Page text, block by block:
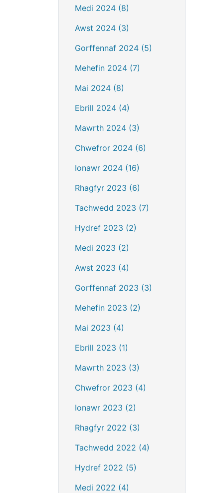
Medi 2024 (8)
Awst 2024 (3)
Gorffennaf 2024 (5)
Mehefin 2024 (7)
Mai 2024 (8)
Ebrill 2024 (4)
Mawrth 2024 (3)
Chwefror 2024 (6)
Ionawr 2024 (16)
Rhagfyr 2023 (6)
Tachwedd 2023 (7)
Hydref 2023 (2)
Medi 2023 (2)
Awst 2023 (4)
Gorffennaf 2023 (3)
Mehefin 2023 (2)
Mai 2023 (4)
Ebrill 2023 (1)
Mawrth 2023 (3)
Chwefror 2023 (4)
Ionawr 2023 (2)
Rhagfyr 2022 (3)
Tachwedd 2022 (4)
Hydref 2022 (5)
Medi 2022 (4)